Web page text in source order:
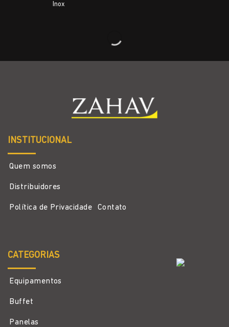
Inox
INSTITUCIONAL
Quem somos
Distribuidores
Política de Privacidade Contato
CATEGORIAS
Equipamentos
Buffet
Panelas